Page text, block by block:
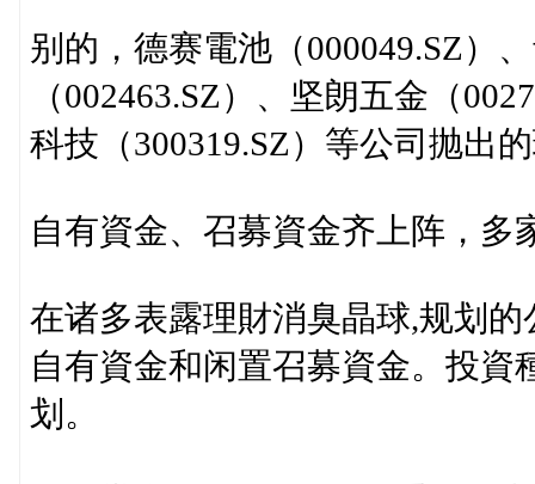
别的，德赛電池（000049.SZ）
（002463.SZ）、坚朗五金（
科技（300319.SZ）等公司抛出
自有資金、召募資金齐上阵，多
在诸多表露理財消臭晶球,规划
自有資金和闲置召募資金。投
划。